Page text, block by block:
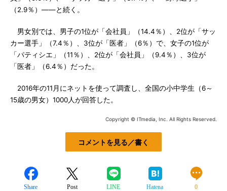
（2.9％）――と続く。
男女別では、男子の1位が「会社員」（14.4％）、2位が「サッ
カー選手」（7.4％）、3位が「医者」（6％）で、女子の1位が
「パティシエ」（11％）、2位が「会社員」（9.4％）、3位が
「医者」（6.4％）だった。
2016年の11月にネットを使って調査し、全国の小中学生（6～
15歳の男女）1000人が回答した。
Copyright © ITmedia, Inc. All Rights Reserved.
コメントを見る／書く
Share Post LINE Hatena 0